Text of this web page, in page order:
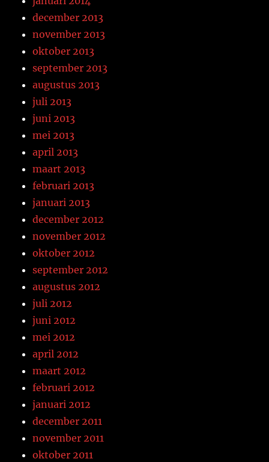
december 2013
november 2013
oktober 2013
september 2013
augustus 2013
juli 2013
juni 2013
mei 2013
april 2013
maart 2013
februari 2013
januari 2013
december 2012
november 2012
oktober 2012
september 2012
augustus 2012
juli 2012
juni 2012
mei 2012
april 2012
maart 2012
februari 2012
januari 2012
december 2011
november 2011
oktober 2011